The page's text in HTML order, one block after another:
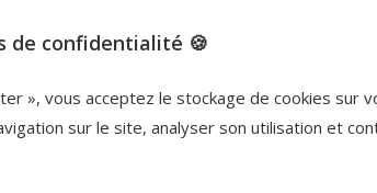
un rdv
de confidentialité 🍪
», vous acceptez le stockage de cookies sur
sur le site, analyser son utilisation et